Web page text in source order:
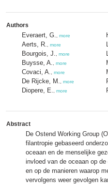
Authors
Everaert, G. more
Aerts, R. more
Bourgois, J. more
Buysse, A. more
Covaci, A. more
De Rijcke, M. more
Diopere, E. more
Abstract
De Ostend Working Group
filantropie gebaseerd
oceaan en de menselijke
invloed van de oceaan op
en op de manieren waarop
vervolgens weer gevolgen